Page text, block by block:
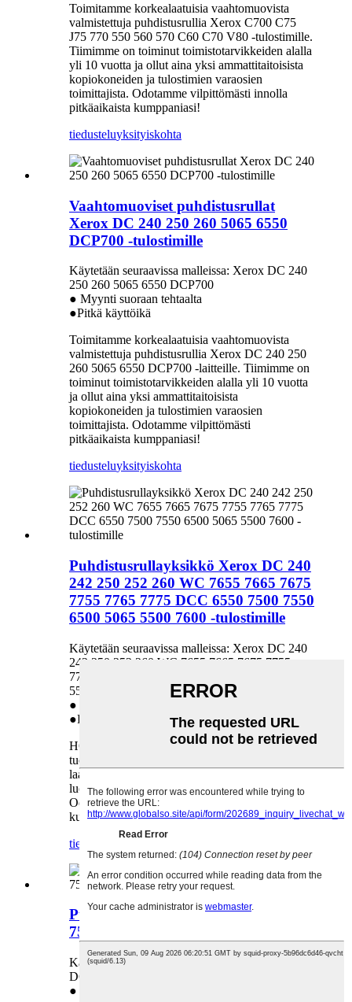
Toimitamme korkealaatuisia vaahtomuovista
valmistettuja puhdistusrullia Xerox C700 C75
J75 770 550 560 570 C60 C70 V80 -tulostimille.
Tiimimme on toiminut toimistotarvikkeiden alalla
yli 10 vuotta ja ollut aina yksi ammattitaitoisista
kopiokoneiden ja tulostimien varaosien
toimittajista. Odotamme vilpittömästi innolla
pitkäaikaista kumppaniasi!
tiedusteluyksityiskohta
Vaahtomuoviset puhdistusrullat
Xerox DC 240 250 260 5065 6550
DCP700 -tulostimille
Käytetään seuraavissa malleissa: Xerox DC 240
250 260 5065 6550 DCP700
● Myynti suoraan tehtaalta
●Pitkä käyttöikä
Toimitamme korkealaatuisia vaahtomuovista
valmistettuja puhdistusrullia Xerox DC 240 250
260 5065 6550 DCP700 -laitteille. Tiimimme on
toiminut toimistotarvikkeiden alalla yli 10 vuotta
ja ollut aina yksi ammattitaitoisista
kopiokoneiden ja tulostimien varaosien
toimittajista. Odotamme vilpittömästi
pitkäaikaista kumppaniasi!
tiedusteluyksityiskohta
Puhdistusrullayksikkö Xerox DC 240
242 250 252 260 WC 7655 7665 7675
7755 7765 7775 DCC 6550 7500 7550
6500 5065 5500 7600 -tulostimille
Käytetään seuraavissa malleissa: Xerox DC 240
242 250 252 260 WC 7655 7665 7675 7755
7765 7775 DCC 6550 7500 7550 6500 5065
5500 7600
● Myynti suoraan tehtaalta
●Pitkä käyttöikä
HONHAI TECHNOLOGY LIMITED keskittyy
tuotantoympäristöön, pitää tärkeänä tuotteiden
laatua ja odottaa luovansa vahvan
luottamussuhteen globaalien asiakkaiden kanssa.
Odotamme vilpittömästi innolla pitkäaikaista
kumppania kanssasi!
tiedustelu
Puhdistusrulla Xerox DCC5065 6550
7550 7500 6500 -tulostimelle
Käytetään seuraavissa malleissa: Xerox
DCC5065 6550 7550 7500 6500
● Myynti suoraan tehtaalta